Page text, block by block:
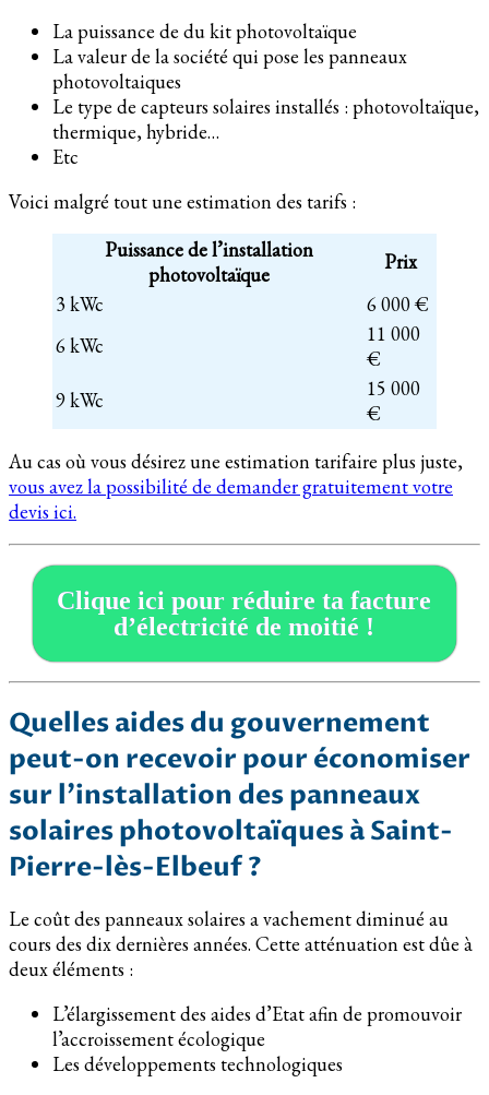
La puissance de du kit photovoltaïque
La valeur de la société qui pose les panneaux
photovoltaiques
Le type de capteurs solaires installés : photovoltaïque,
thermique, hybride…
Etc
Voici malgré tout une estimation des tarifs :
Puissance de l’installation
photovoltaïque
Prix
3 kWc
6 000 €
6 kWc
11 000
€
9 kWc
15 000
€
Au cas où vous désirez une estimation tarifaire plus juste,
vous avez la possibilité de demander gratuitement votre
devis ici.
Clique ici pour réduire ta facture
d’électricité de moitié !
Quelles aides du gouvernement
peut-on recevoir pour économiser
sur l’installation des panneaux
solaires photovoltaïques à Saint-
Pierre-lès-Elbeuf ?
Le coût des panneaux solaires a vachement diminué au
cours des dix dernières années. Cette atténuation est dûe à
deux éléments :
L’élargissement des aides d’Etat afin de promouvoir
l’accroissement écologique
Les développements technologiques